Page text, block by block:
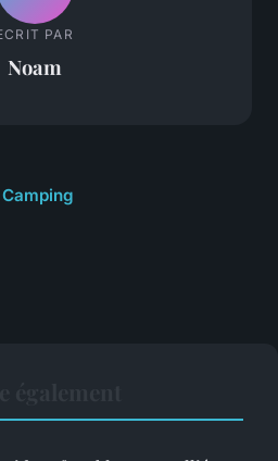
PAR
Noam